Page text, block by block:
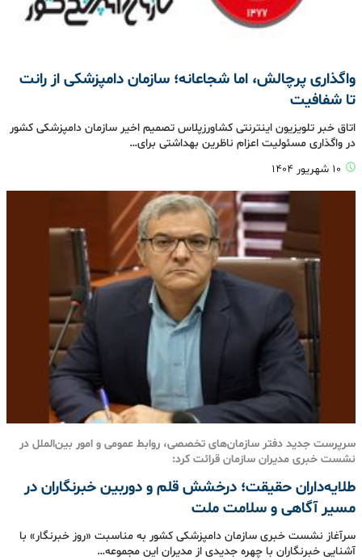
واگذاری پرچالش، اما شجاعانه؛ سازمان دامپزشکی از رانت
تا شفافیت
اتاق خبر تلویزیون اینترنتی کشاورزپلاس تصمیم اخیر سازمان دامپزشکی کشور
در واگذاری مسئولیت اعزام ناظرین بهداشتی برای…
سرپرست جدید دفتر سازمان‌های تخصصی، روابط عمومی و امور بین‌الملل در
نشست خبری مدیران سازمان قرائت کرد:
طلایه‌داران حقیقت؛ درخشش قلم و دوربین خبرنگاران در
مسیر آگاهی و سلامت ملت
سرآغاز نشست خبری سازمان دامپزشکی کشور به مناسبت «روز خبرنگار» با
آشنایی خبرنگاران با چهره جدیدی از مدیران این مجموعه…